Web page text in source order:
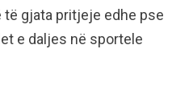
gjata pritjeje edhe pse
e daljes në sportele